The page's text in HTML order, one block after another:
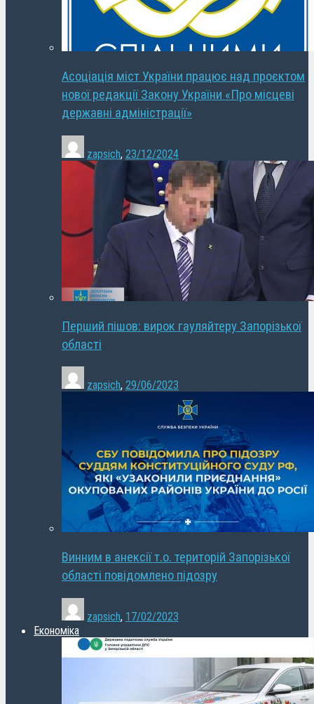
Асоціація міст України працює над проєктом
нової редакції Закону України «Про місцеві
державні адміністрації»
zapsich, 23/12/2024
Перший пішов: вирок гауляйтеру Запорізької
області
zapsich, 29/06/2023
Винним в анексії т.о. територій Запорізької
області повідомлено підозру
zapsich, 17/02/2023
Економіка